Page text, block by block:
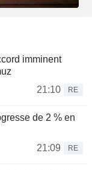
imminent
21:10
RE
de 2 % en
21:09
RE